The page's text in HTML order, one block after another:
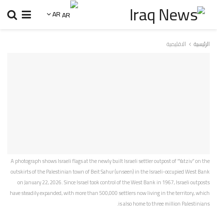
AR
الرئيسية الاقليمية
A photograph shows Israeli flags at the newly built Israeli settler outpost of “Yatziv” on the
outskirts of the Palestinian town of Beit Sahur (unseen) in the Israeli-occupied West Bank
on January 22, 2026. Since Israel took control of the West Bank in 1967, Israeli outposts
have steadily expanded, with more than 500,000 settlers now living in the territory, which
is also home to three million Palestinians.